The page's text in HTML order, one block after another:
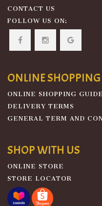
CONTACT US
FOLLOW US ON:
ONLINE SHOPPING
ONLINE SHOPPING GUIDE
DELIVERY TERMS
GENERAL TERM AND
SHOP WITH US
ONLINE STORE
STORE LOCATOR